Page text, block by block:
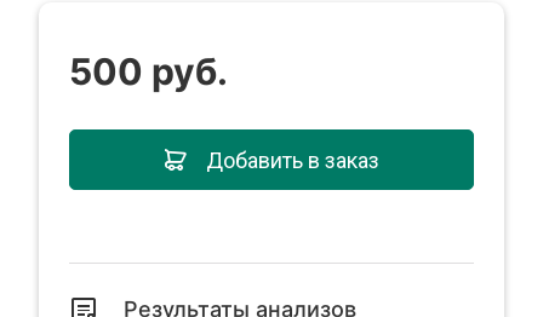
500 руб.
Добавить в заказ
Результаты анализов